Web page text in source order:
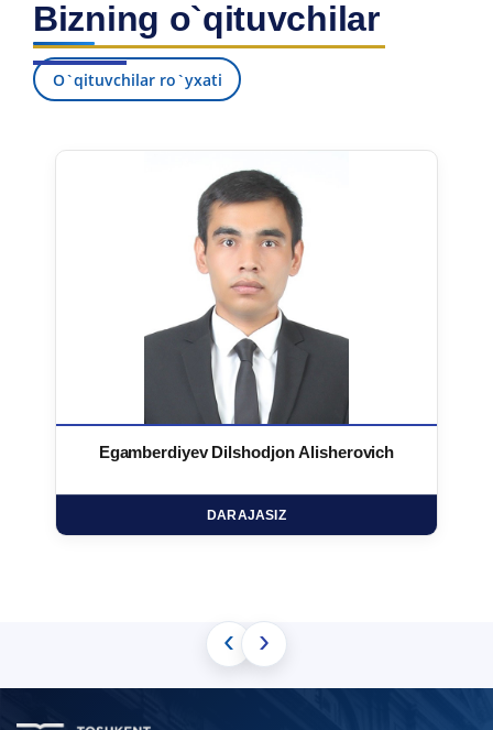
Bizning o`qituvchilar
O`qituvchilar ro`yxati
Egamberdiyev Dilshodjon Alisherovich
DARAJASIZ
‹ ›
7. Call-center (4) 8. Bakalavriat kvotasi (3)
9. Magistratura kvotasi (4) ✉️ Adminga yozish